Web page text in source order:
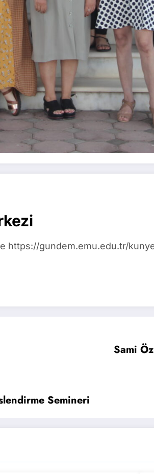
https://gundem.emu.edu.tr/
Sami
Semineri